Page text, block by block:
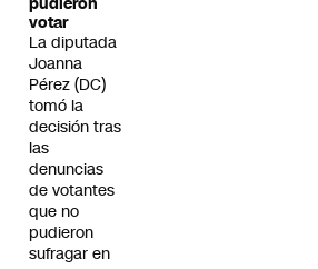
votar
La diputada
Joanna
Pérez (DC)
tomó la
decisión tras
las
denuncias
de votantes
que no
pudieron
sufragar en